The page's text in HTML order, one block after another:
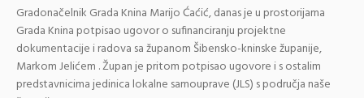
Gradonačelnik Grada Knina Marijo Ćaćić, danas je u prostorijama
Grada Knina potpisao ugovor o sufinanciranju projektne
dokumentacije i radova sa županom Šibensko-kninske županije,
Markom Jelićem . Župan je pritom potpisao ugovore i s ostalim
predstavnicima jedinica lokalne samouprave (JLS) s područja naše